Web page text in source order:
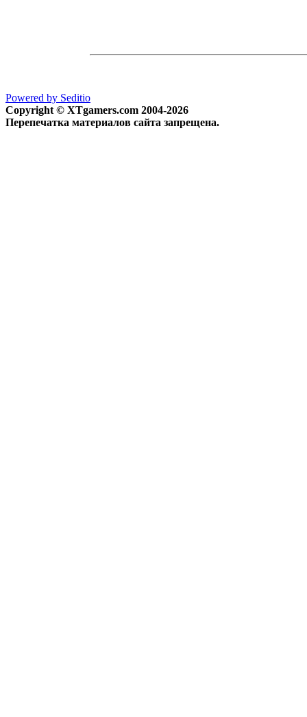
Powered by Seditio
Copyright © XTgamers.com 2004-2026
Перепечатка материалов сайта запрещена.